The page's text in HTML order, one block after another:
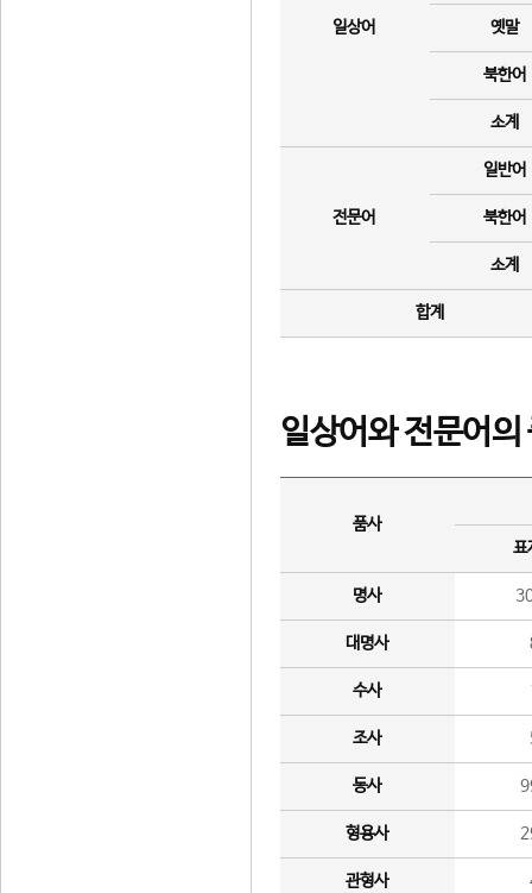
일상어 옛말
북한어
소계
전문어
일반어
북한어
소계
합계
일상어와 전문어의
품사
표
명사
대명사
수사
조사
동사
형용사
관형사